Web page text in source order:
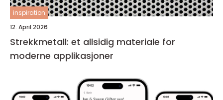
inspiration
12. April 2026
Strekkmetall: et allsidig materiale for
moderne applikasjoner